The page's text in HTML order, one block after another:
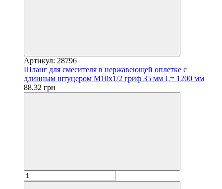
Артикул: 28796
Шланг для смесителя в нержавеющей оплетке с
длинным штуцером М10х1/2 гриф 35 мм L= 1200 мм
88.32 грн